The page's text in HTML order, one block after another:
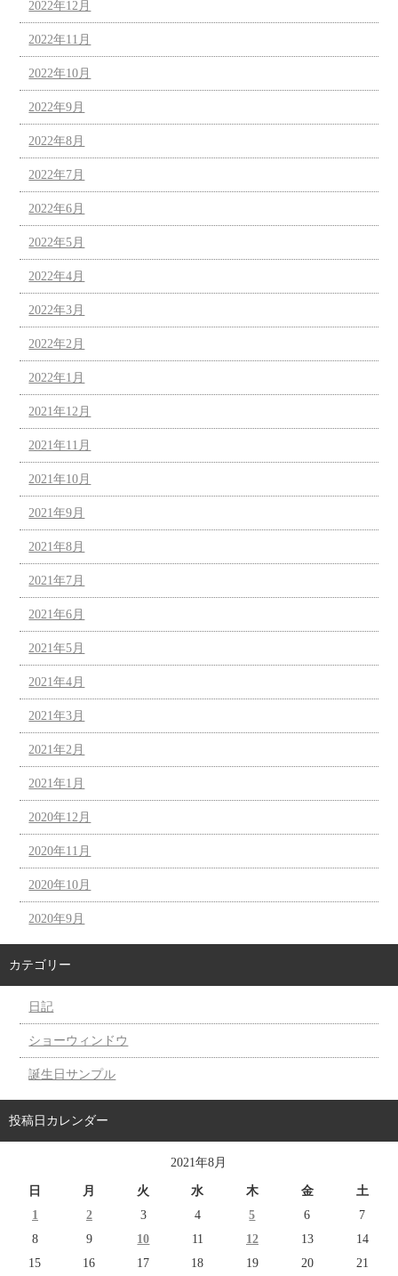
2022年12月
2022年11月
2022年10月
2022年9月
2022年8月
2022年7月
2022年6月
2022年5月
2022年4月
2022年3月
2022年2月
2022年1月
2021年12月
2021年11月
2021年10月
2021年9月
2021年8月
2021年7月
2021年6月
2021年5月
2021年4月
2021年3月
2021年2月
2021年1月
2020年12月
2020年11月
2020年10月
2020年9月
カテゴリー
日記
ショーウィンドウ
誕生日サンプル
投稿日カレンダー
2021年8月
日 月 火 水 木 金
土
1
2 3 4 5 6
7
8
9 10 11 12 13
14
15
16 17 18 19 20 21